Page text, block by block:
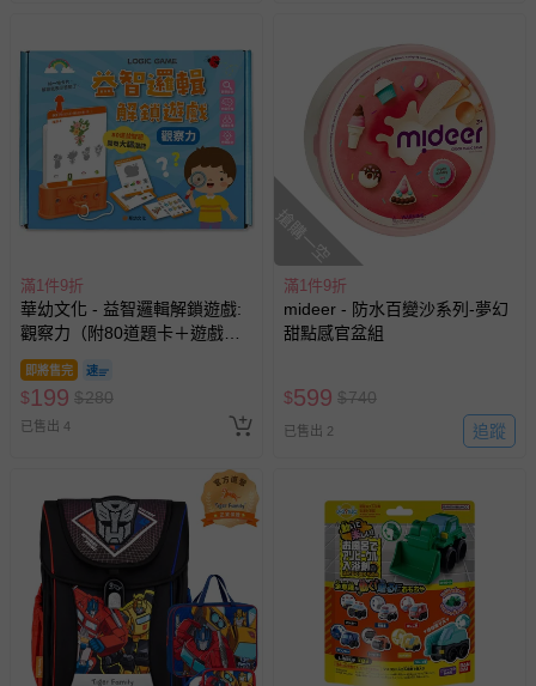
滿1件9折
華幼文化 - 益智邏輯解鎖遊戲:
觀察力（附80道題卡＋遊戲鑰
匙）
即將售完
$199 $280
已售出 4
搶購一空
滿1件9折
mideer - 防水百變沙系列-夢幻
甜點感官盆組
$599 $740
已售出 2 追蹤